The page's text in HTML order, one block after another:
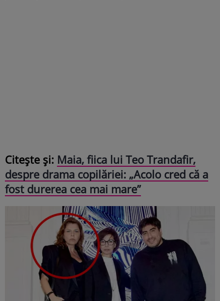
Citește și: Maia, fiica lui Teo Trandafir,
despre drama copilăriei: „Acolo cred că a
fost durerea cea mai mare”